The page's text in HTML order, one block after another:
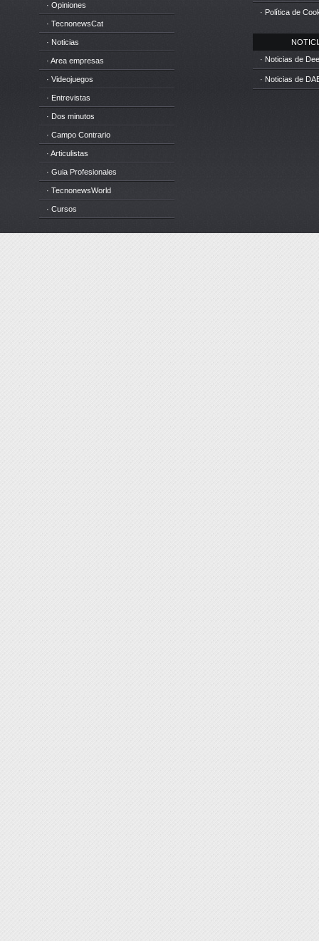
· Opiniones
· TecnonewsCat
· Noticias
· Area empresas
· Videojuegos
· Entrevistas
· Dos minutos
· Campo Contrario
· Articulistas
· Guia Profesionales
· TecnonewsWorld
· Cursos
· Política de
· Noticias de
· Noticias de